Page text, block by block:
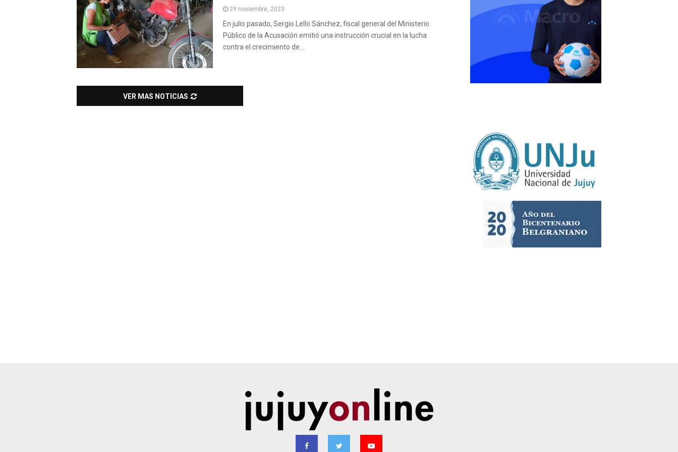
29 noviembre, 2023
En julio pasado, Sergio Lello Sánchez, fiscal general del Ministerio
Público de la Acusación emitió una instrucción crucial en la lucha
contra el crecimiento de...
VER MAS NOTICIAS